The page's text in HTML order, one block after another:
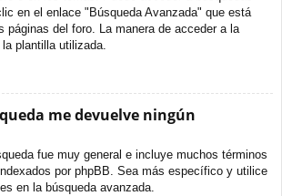
en el enlace "Búsqueda Avanzada" que está
páginas del foro. La manera de acceder a la
plantilla utilizada.
me devuelve ningún
fue muy general e incluye muchos términos
por phpBB. Sea más específico y utilice
en la búsqueda avanzada.